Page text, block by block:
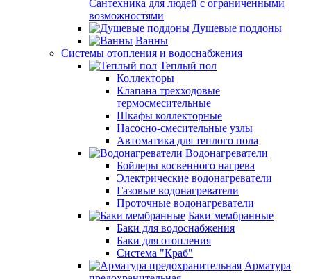
Сантехника для людей с ограниченными
возможностями
Душевые поддоны
Ванны
Системы отопления и водоснабжения
Теплый пол
Коллекторы
Клапана трехходовые
термосмесительные
Шкафы коллекторные
Насосно-смесительные узлы
Автоматика для теплого пола
Водонагреватели
Бойлеры косвенного нагрева
Электрические водонагреватели
Газовые водонагреватели
Проточные водонагреватели
Баки мембранные
Баки для водоснабжения
Баки для отопления
Система "Краб"
Арматура